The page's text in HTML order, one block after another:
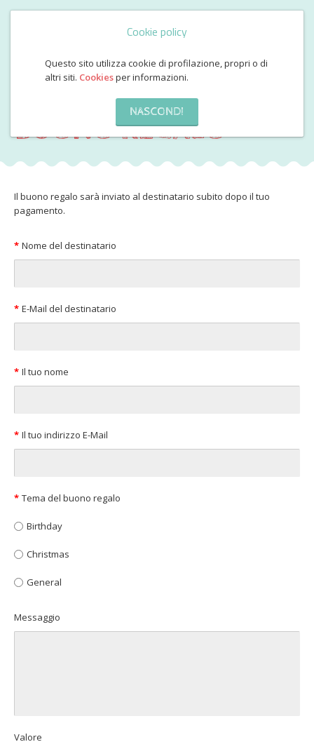
Cookie policy
Questo sito utilizza cookie di profilazione, propri o di
altri siti. Cookiesper informazioni.
NASCONDI
ACQUISTA UN
BUONO REGALO
Il buono regalo sarà inviato al destinatario subito dopo il tuo
pagamento.
Nome del destinatario
E-Mail del destinatario
Il tuo nome
Il tuo indirizzo E-Mail
Tema del buono regalo
Birthday
Christmas
General
Messaggio
Valore